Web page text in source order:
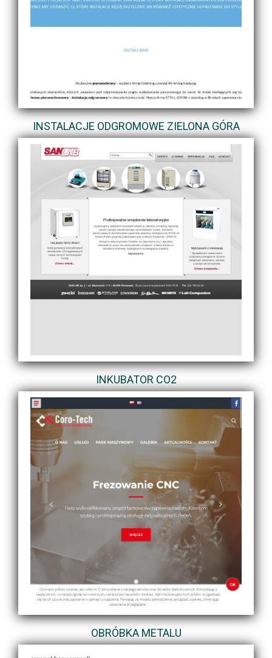
INSTALACJE ODGROMOWE ZIELONA GÓRA
INKUBATOR CO2
OBRÓBKA METALU